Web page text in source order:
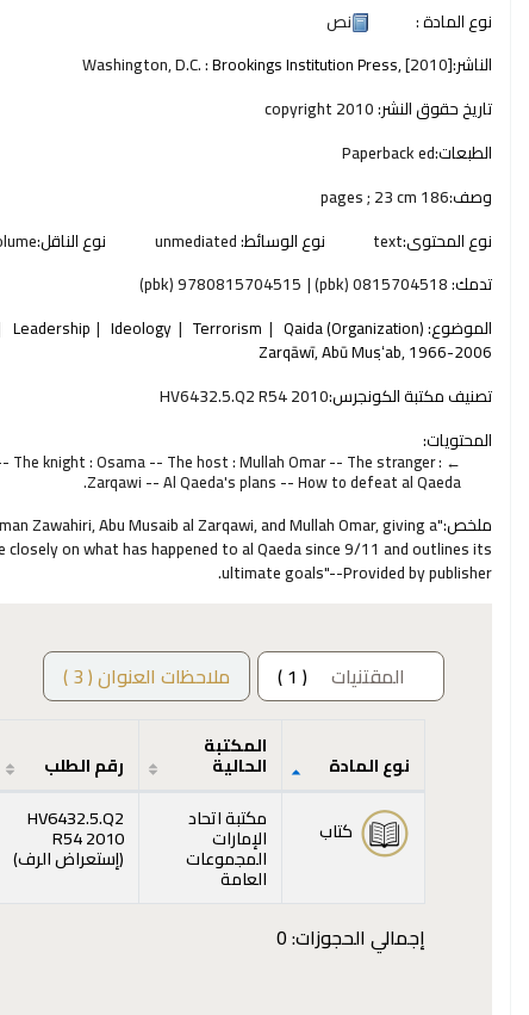
نوع المادة :
نص
الناشر:
Washington, D.C. :Brookings Institution Press,[2010]
تاريخ حقوق النشر:
الطبعات:Paperback ed
وصف:186 pages ; 23 cm
نوع المحتوى:text نوع الوسائط:unmediated نوع الناقل:
تدمك:0815704518 (pbk)
9780815704515 (pbk)
الموضوع:Qaida (Organization)
Terrorism
Ideology
Leadership
Zarqāwī, Abū Musʻ̣ab, 1966-2006
تصنيف مكتبة الكونجرس:HV6432.5.Q2 R54 2010
المحتويات:
knight : Osama -- The host : Mullah Omar -- The stranger :
Zarqawi -- Al Qaeda's plans -- How to defeat al Qaeda.
ملخص:Zawahiri, Abu Musaib al Zarqawi, and Mullah Omar, giving a
on what has happened to al Qaeda since 9/11 and outlines its
ultimate goals"--Provided by publisher.
المقتنيات ( 1 ) ملاحظات العنوان ( 3 )
المقتنيات
نوع المادة
المكتبة
الحالية رقم الطلب
كتاب مكتبة اتحاد
الإمارات
المجموعات
العامة
HV6432.5.Q2
R54 2010
(إستعراض الرف)
إجمالي الحجوزات: 0